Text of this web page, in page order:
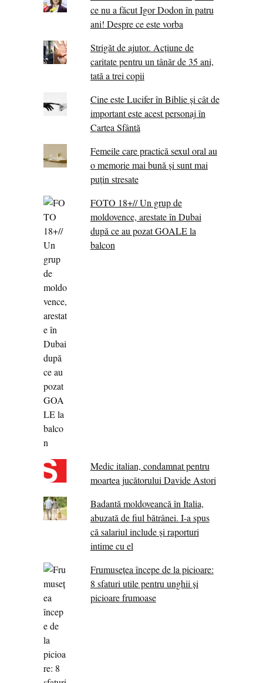
ce nu a făcut Igor Dodon în patru
ani! Despre ce este vorba
Strigăt de ajutor. Acțiune de
caritate pentru un tânăr de 35 ani,
tată a trei copii
Cine este Lucifer în Biblie și cât de
important este acest personaj în
Cartea Sfântă
Femeile care practică sexul oral au
o memorie mai bună și sunt mai
puțin stresate
FOTO 18+// Un grup de
moldovence, arestate în Dubai
după ce au pozat GOALE la
balcon
Medic italian, condamnat pentru
moartea jucătorului Davide Astori
Badantă moldoveancă în Italia,
abuzată de fiul bătrânei. I-a spus
că salariul include și raporturi
intime cu el
Frumusețea începe de la picioare:
8 sfaturi utile pentru unghii și
picioare frumoase